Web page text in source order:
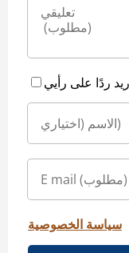
سياسة الخصوصية